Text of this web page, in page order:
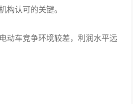
构认可的关键。
动车竞争环境较差，利润水平远